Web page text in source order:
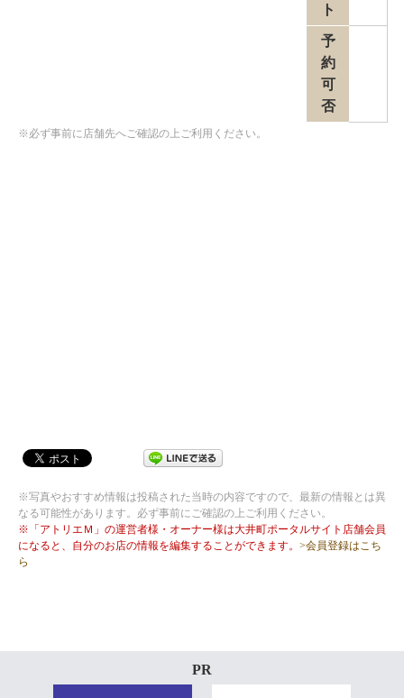
ト
予
約
可
否
※必ず事前に店舗先へご確認の上ご利用ください。
※写真やおすすめ情報は投稿された当時の内容ですので、最新の情報とは異
なる可能性があります。必ず事前にご確認の上ご利用ください。
※「アトリエＭ」の運営者様・オーナー様は大井町ポータルサイト店舗会員
になると、自分のお店の情報を編集することができます。 >会員登録はこち
ら
PR